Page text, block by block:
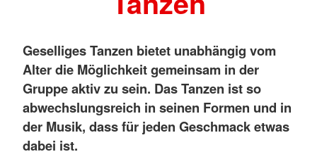
Geselliges Tanzen bietet unabhängig vom
Alter die Möglichkeit gemeinsam in der
Gruppe aktiv zu sein. Das Tanzen ist so
abwechslungsreich in seinen Formen und in
der Musik, dass für jeden Geschmack etwas
dabei ist.